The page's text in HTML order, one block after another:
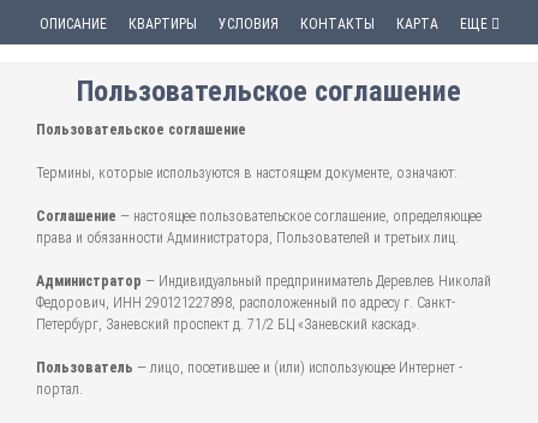
ОПИСАНИЕ КВАРТИРЫ УСЛОВИЯ КОНТАКТЫ КАРТА ЕЩЕ
Пользовательское соглашение
Пользовательское соглашение
Термины, которые используются в настоящем документе, означают:
Соглашение — настоящее пользовательское соглашение, определяющее
права и обязанности Администратора, Пользователей и третьих лиц.
Администратор — Индивидуальный предприниматель Деревлев Николай
Федорович, ИНН 290121227898, расположенный по адресу г. Санкт-
Петербург, Заневский проспект д. 71/2 БЦ «Заневский каскад».
Пользователь — лицо, посетившее и (или) использующее Интернет -
портал.